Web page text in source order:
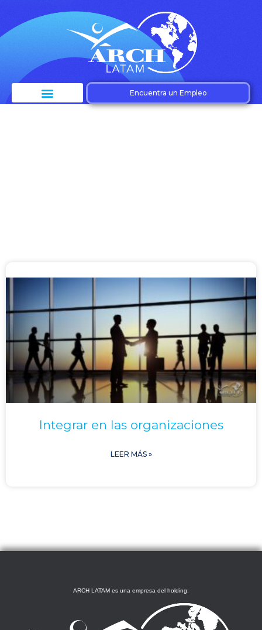
Encuentra un Empleo
Integrar en las organizaciones
LEER MÁS »
ARCH LATAM es una empresa del holding: